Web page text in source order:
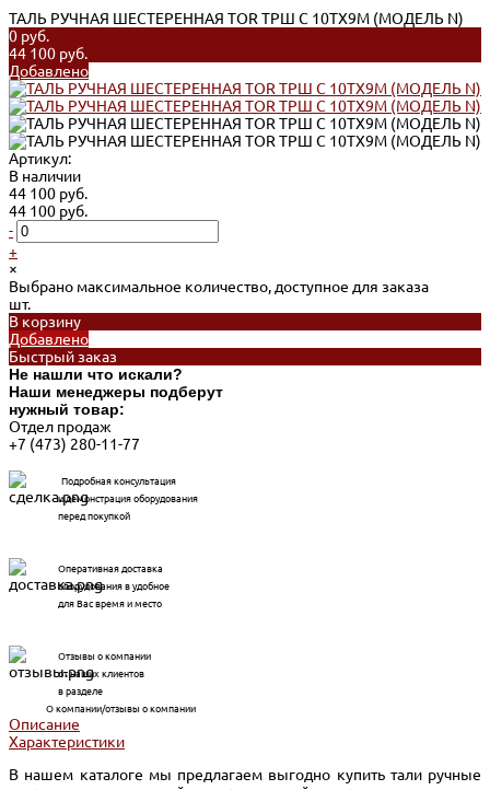
ТАЛЬ РУЧНАЯ ШЕСТЕРЕННАЯ TOR ТРШ C 10ТХ9М (МОДЕЛЬ N)
0 руб.
44 100 руб.
Добавлено
Артикул:
В наличии
44 100 руб.
44 100 руб.
-
+
×
Выбрано максимальное количество, доступное для заказа
шт.
В корзину
Добавлено
Быстрый заказ
Не нашли что искали?
Наши менеджеры подберут
нужный товар:
Отдел продаж
+7 (473) 280-11-77
Подробная консультация
и демонстрация оборудования
перед покупкой
Оперативная доставка
оборудования в удобное
для Вас время и место
Отзывы о компании
от наших клиентов
в разделе
О компании/отзывы о компании
Описание
Характеристики
В нашем каталоге мы предлагаем выгодно купить тали ручные